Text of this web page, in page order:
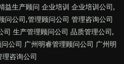
益生产顾问 企业培训 企业培训公司,
问公司,管理顾问公司 管理咨询公司
司 生产管理顾问公司 品质管理公司,
公司 广州明睿管理顾问公司 广州明
理咨询公司